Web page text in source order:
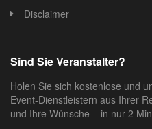
Entsorgung von
Werbung und
Stadtfest zu
informieren.
Disclaimer
Sind Sie Veranstalter?
Holen Sie sich kostenlose und
Event-Dienstleistern aus Ihrer
und Ihre Wünsche – in nur 2